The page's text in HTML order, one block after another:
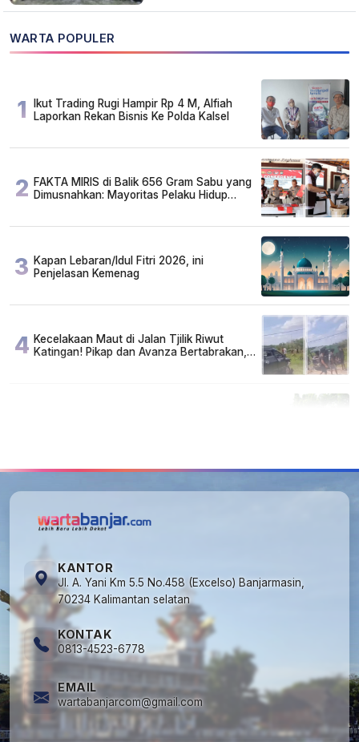
WARTA POPULER
1
Ikut Trading Rugi Hampir Rp 4 M, Alfiah
Laporkan Rekan Bisnis Ke Polda Kalsel
2 FAKTA MIRIS di Balik 656 Gram Sabu yang
Dimusnahkan: Mayoritas Pelaku Hidup
3 Kapan Lebaran/Idul Fitri 2026, ini
Penjelasan Kemenag
4 Kecelakaan Maut di Jalan Tjilik Riwut
Katingan! Pikap dan Avanza Bertabrakan,
KANTOR
Jl. A. Yani Km 5.5 No.458 (Excelso) Banjarmasin,
70234 Kalimantan selatan
KONTAK
0813-4523-6778
EMAIL
wartabanjarcom@gmail.com